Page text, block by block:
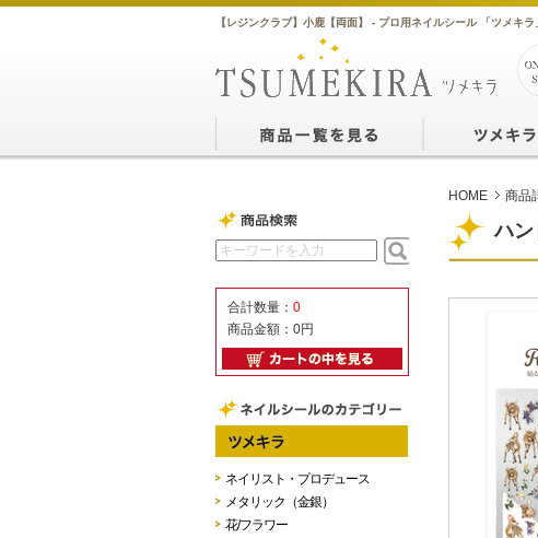
【レジンクラブ】小鹿【両面】 - プロ用ネイルシール 「ツメキラ
HOME 商品
合計数量： 0
商品金額： 0円
ネイリスト・プロデュース
メタリック（金銀）
花/フラワー
ハン